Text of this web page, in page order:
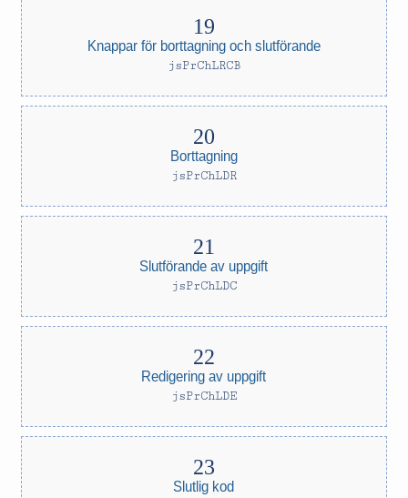
Knappar för borttagning och slutförande
jsPrChLRCB
Borttagning
jsPrChLDR
Slutförande av uppgift
jsPrChLDC
Redigering av uppgift
jsPrChLDE
Slutlig kod